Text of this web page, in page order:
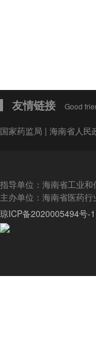
友情链接 Good
国家药监局 | 海南省人民
指导单位：海南省工业
主办单位：海南省医药行
琼ICP备2020005494号-